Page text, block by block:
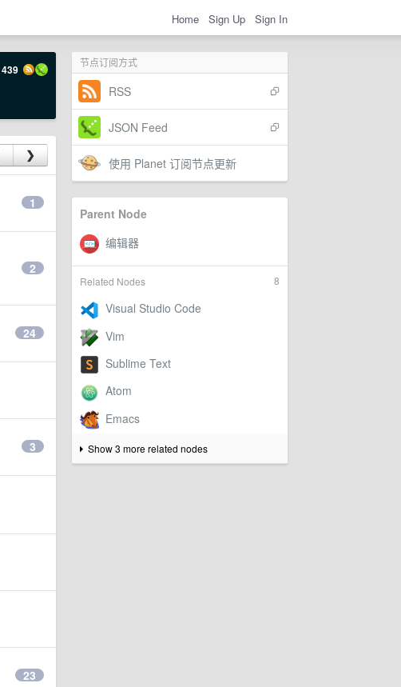
Home Sign Up Sign In
节点订阅方式
RSS
JSON Feed
使用 Planet 订阅节点更新
Parent Node
8
Related Nodes
Show 3 more related nodes
439
❯
1
2
24
3
23